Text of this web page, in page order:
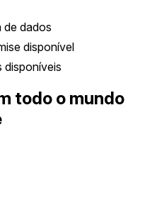
de dados
disponível
disponíveis
todo o mundo